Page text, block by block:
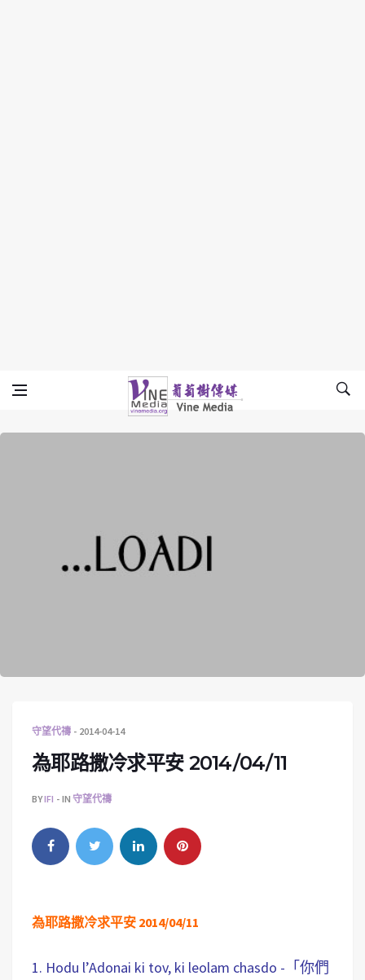
Vine Media
葡萄樹傳媒
守望代禱 2014-04-14
為耶路撒冷求平安 2014/04/11
BYIFI IN 守望代禱
為耶路撒冷求平安 2014/04/11
1. Hodu l’Adonai ki tov, ki leolam chasdo -「你們